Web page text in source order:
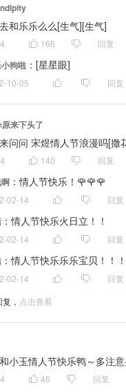
和乐乐么么[生气][生气]
166 回复
狗啦 ： [星星眼]
10-05 回复
来下头了
问问 宋煜情人节浪漫吗[撒
140 回复
：情人节快乐！🌹🌹🌹
02-14 回复
：情人节快乐火日立！！
02-14 回复
：情人节快乐乐乐宝贝！！！
02-14
回复
， 点击查看
小玉情人节快乐鸭～多注
46 回复